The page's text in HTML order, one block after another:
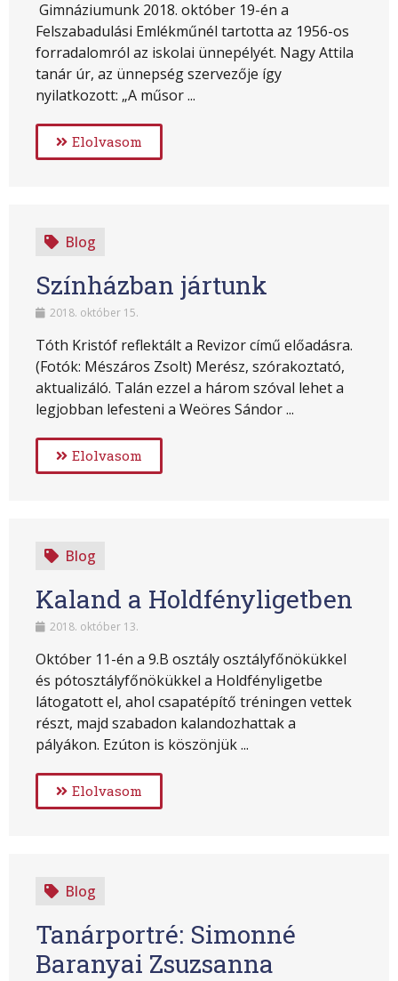
Gimnáziumunk 2018. október 19-én a
Felszabadulási Emlékműnél tartotta az 1956-os
forradalomról az iskolai ünnepélyét. Nagy Attila
tanár úr, az ünnepség szervezője így
nyilatkozott: „A műsor ...
Elolvasom
Blog
Színházban jártunk
2018. október 15.
Tóth Kristóf reflektált a Revizor című előadásra.
(Fotók: Mészáros Zsolt) Merész, szórakoztató,
aktualizáló. Talán ezzel a három szóval lehet a
legjobban lefesteni a Weöres Sándor ...
Elolvasom
Blog
Kaland a Holdfényligetben
2018. október 13.
Október 11-én a 9.B osztály osztályfőnökükkel
és pótosztályfőnökükkel a Holdfényligetbe
látogatott el, ahol csapatépítő tréningen vettek
részt, majd szabadon kalandozhattak a
pályákon. Ezúton is köszönjük ...
Elolvasom
Blog
Tanárportré: Simonné
Baranyai Zsuzsanna